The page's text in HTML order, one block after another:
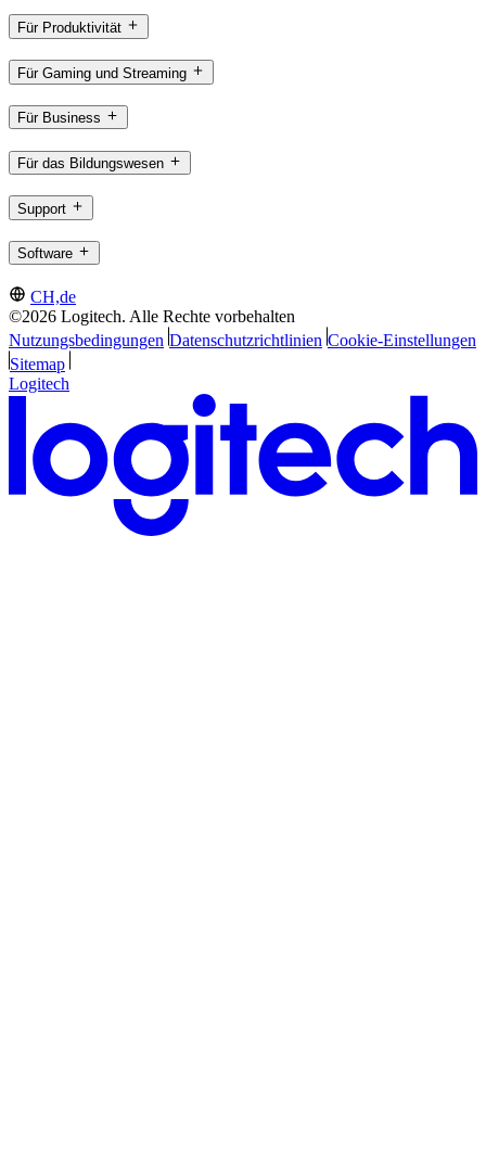
Für Produktivität
Für Gaming und Streaming
Für Business
Für das Bildungswesen
Support
Software
CH,de
©2026 Logitech. Alle Rechte vorbehalten
Nutzungsbedingungen Datenschutzrichtlinien Cookie-Einstellungen
Sitemap
Logitech